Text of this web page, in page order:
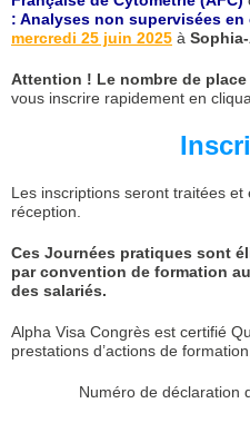
: Analyses non supervisées en
mercredi 25 juin 2025 à
Attention ! Le nombre de
vous inscrire rapidement en
Les inscriptions seront traitées
réception.
Ces Journées pratiques sont
par convention de formation
des salariés.
Alpha Visa Congrès est certifié
prestations d’actions de
Numéro de déclaration